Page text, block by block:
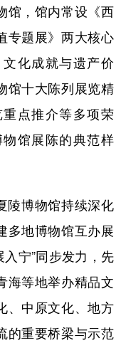
馆，馆内常设《西
专题展》两大核心
化成就与遗产价
馆十大陈列展览精
点推介等多项荣
馆展陈的典范样
博物馆持续深化
多地博物馆互办展
入宁”同步发力，先
海等地举办精品文
、中原文化、地方
的重要桥梁与示范